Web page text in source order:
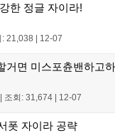
한 정글 자이라!
: 21,038 12-07
거면 미스포츈밴하고
조회: 31,674 12-07
폿 자이라 공략